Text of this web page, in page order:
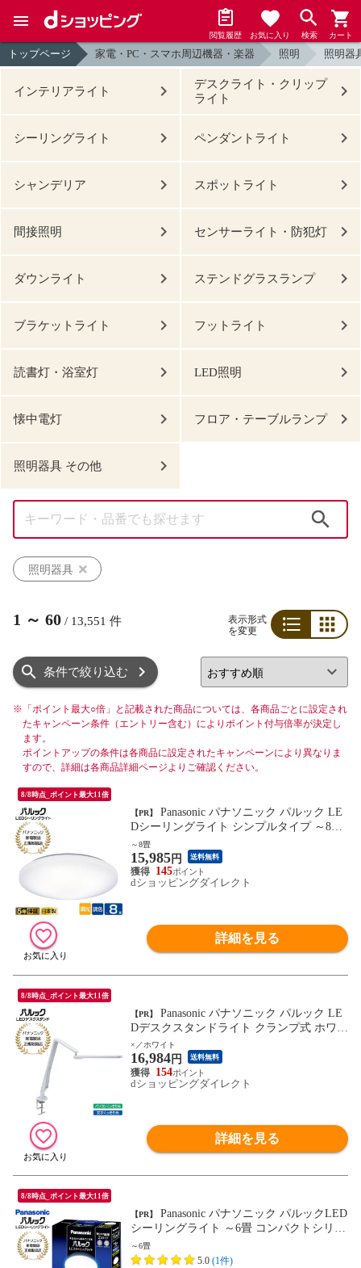
閲覧履歴 お気に入り 検索 カート
トップページ 家電・PC・スマホ周辺機器・楽器 照明 照明器
インテリアライト
デスクライト・クリップ
ライト
シーリングライト ペンダントライト
シャンデリア スポットライト
間接照明 センサーライト・防犯灯
ダウンライト ステンドグラスランプ
ブラケットライト フットライト
読書灯・浴室灯 LED照明
懐中電灯 フロア・テーブルランプ
照明器具 その他
照明器具
1 ～ 60 / 13,551 件
表示形式
を変更
条件で絞り込む
※ 「ポイント最大○倍」と記載された商品については、各商品ごとに設定され
たキャンペーン条件（エントリー含む）によりポイント付与倍率が決定し
ます。
ポイントアップの条件は各商品に設定されたキャンペーンにより異なりま
すので、詳細は各商品詳細ページよりご確認ください。
8/8時点_ポイント最大11倍
【PR】
Dシーリングライト シンプルタイプ ～8畳
日本製 HH-CK0825CA
～8畳
15,985円 送料無料
145
dショッピングダイレクト
詳細を見る
8/8時点_ポイント最大11倍
【PR】
Dデスクスタンドライト クランプ式 ホワイ
ト SQ-LC470-W
×／ホワイト
16,984円 送料無料
154
dショッピングダイレクト
詳細を見る
8/8時点_ポイント最大11倍
【PR】
シーリングライト ～6畳 コンパクトシリー
ズ LE-PCS06D2
～6畳
5.0 (1件)